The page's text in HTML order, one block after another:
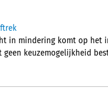
in mindering komt op het
keuzemogelijkheid